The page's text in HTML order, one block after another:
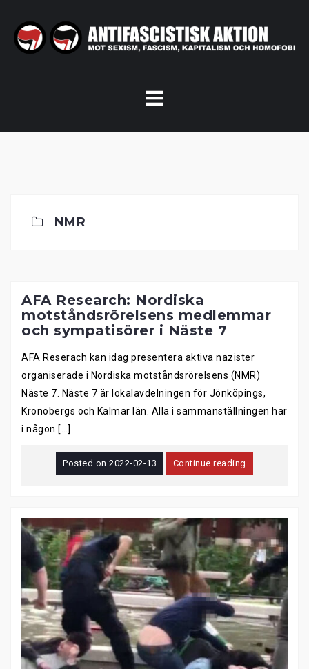
content
NMR
AFA Research: Nordiska
motståndsrörelsens medlemmar
och sympatisörer i Näste 7
AFA Reserach kan idag presentera aktiva nazister
organiserade i Nordiska motståndsrörelsens (NMR)
Näste 7. Näste 7 är lokalavdelningen för Jönköpings,
Kronobergs och Kalmar län. Alla i sammanställningen har
i någon […]
Posted on2022-02-13 Continue reading